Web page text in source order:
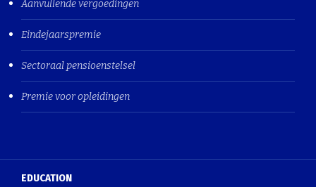
Aanvullende vergoedingen
Eindejaarspremie
Sectoraal pensioenstelsel
Premie voor opleidingen
EDUCATION